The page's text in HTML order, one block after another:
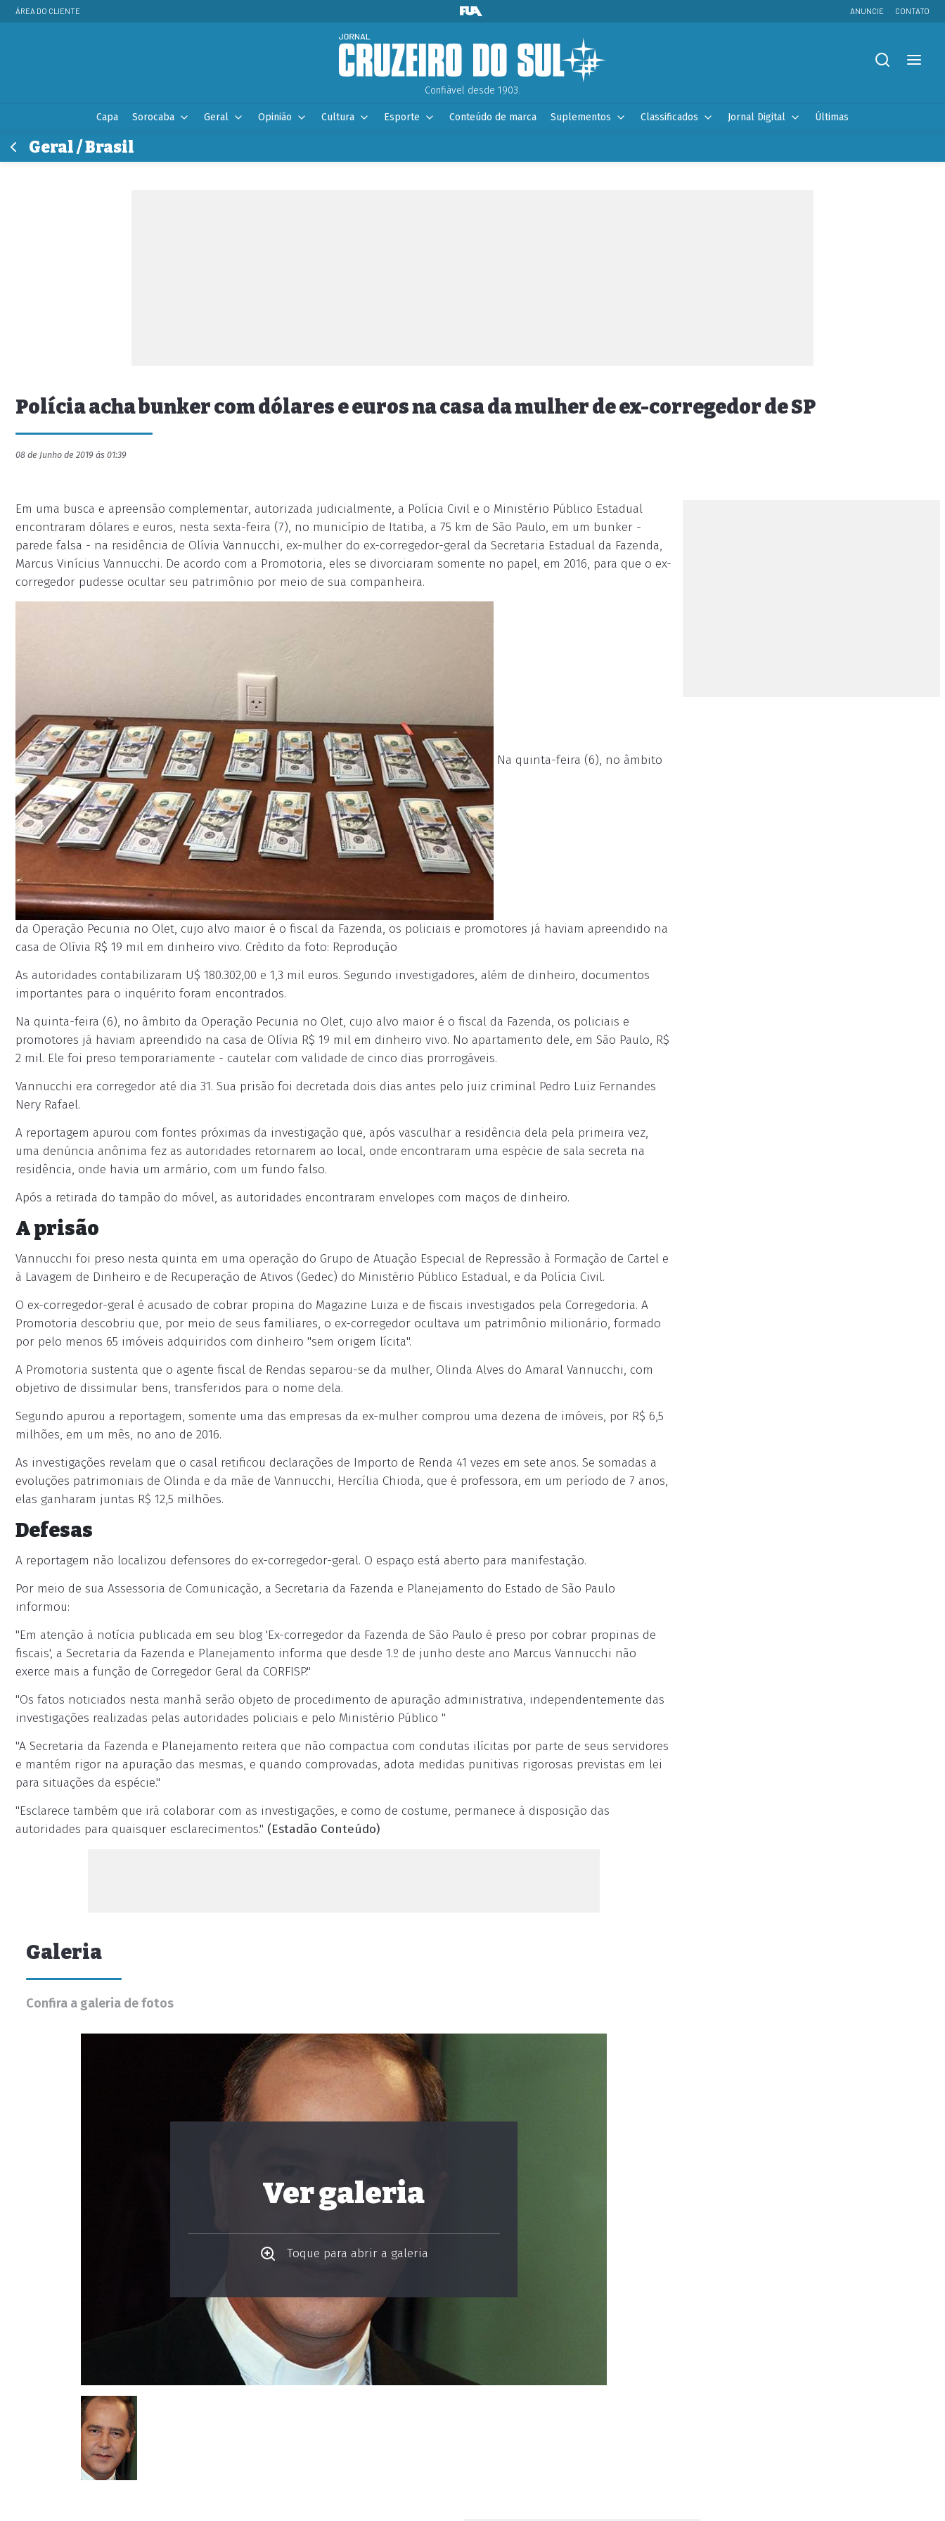
ÁREA DO CLIENTE ANUNCIE CONTATO
Confiável desde 1903.
Capa Sorocaba Geral Opinião Cultura Esporte Conteúdo de marca Suplementos Classificados Jornal Digital Últimas
Geral / Brasil
Polícia acha bunker com dólares e euros na casa da mulher de ex-corregedor de SP
08 de Junho de 2019 às 01:39
Em uma busca e apreensão complementar, autorizada judicialmente, a Polícia Civil e o Ministério Público Estadual
encontraram dólares e euros, nesta sexta-feira (7), no município de Itatiba, a 75 km de São Paulo, em um bunker -
parede falsa - na residência de Olívia Vannucchi, ex-mulher do ex-corregedor-geral da Secretaria Estadual da Fazenda,
Marcus Vinícius Vannucchi. De acordo com a Promotoria, eles se divorciaram somente no papel, em 2016, para que o ex-
corregedor pudesse ocultar seu patrimônio por meio de sua companheira.
Na quinta-feira (6), no âmbito
da Operação Pecunia no Olet, cujo alvo maior é o fiscal da Fazenda, os policiais e promotores já haviam apreendido na
casa de Olívia R$ 19 mil em dinheiro vivo. Crédito da foto: Reprodução
As autoridades contabilizaram U$ 180.302,00 e 1,3 mil euros. Segundo investigadores, além de dinheiro, documentos
importantes para o inquérito foram encontrados.
Na quinta-feira (6), no âmbito da Operação Pecunia no Olet, cujo alvo maior é o fiscal da Fazenda, os policiais e
promotores já haviam apreendido na casa de Olívia R$ 19 mil em dinheiro vivo. No apartamento dele, em São Paulo, R$
2 mil. Ele foi preso temporariamente - cautelar com validade de cinco dias prorrogáveis.
Vannucchi era corregedor até dia 31. Sua prisão foi decretada dois dias antes pelo juiz criminal Pedro Luiz Fernandes
Nery Rafael.
A reportagem apurou com fontes próximas da investigação que, após vasculhar a residência dela pela primeira vez,
uma denúncia anônima fez as autoridades retornarem ao local, onde encontraram uma espécie de sala secreta na
residência, onde havia um armário, com um fundo falso.
Após a retirada do tampão do móvel, as autoridades encontraram envelopes com maços de dinheiro.
A prisão
Vannucchi foi preso nesta quinta em uma operação do Grupo de Atuação Especial de Repressão à Formação de Cartel e
à Lavagem de Dinheiro e de Recuperação de Ativos (Gedec) do Ministério Público Estadual, e da Polícia Civil.
O ex-corregedor-geral é acusado de cobrar propina do Magazine Luiza e de fiscais investigados pela Corregedoria. A
Promotoria descobriu que, por meio de seus familiares, o ex-corregedor ocultava um patrimônio milionário, formado
por pelo menos 65 imóveis adquiridos com dinheiro "sem origem lícita".
A Promotoria sustenta que o agente fiscal de Rendas separou-se da mulher, Olinda Alves do Amaral Vannucchi, com
objetivo de dissimular bens, transferidos para o nome dela.
Segundo apurou a reportagem, somente uma das empresas da ex-mulher comprou uma dezena de imóveis, por R$ 6,5
milhões, em um mês, no ano de 2016.
As investigações revelam que o casal retificou declarações de Importo de Renda 41 vezes em sete anos. Se somadas a
evoluções patrimoniais de Olinda e da mãe de Vannucchi, Hercília Chioda, que é professora, em um período de 7 anos,
elas ganharam juntas R$ 12,5 milhões.
Defesas
A reportagem não localizou defensores do ex-corregedor-geral. O espaço está aberto para manifestação.
Por meio de sua Assessoria de Comunicação, a Secretaria da Fazenda e Planejamento do Estado de São Paulo
informou:
"Em atenção à notícia publicada em seu blog 'Ex-corregedor da Fazenda de São Paulo é preso por cobrar propinas de
fiscais', a Secretaria da Fazenda e Planejamento informa que desde 1.º de junho deste ano Marcus Vannucchi não
exerce mais a função de Corregedor Geral da CORFISP."
"Os fatos noticiados nesta manhã serão objeto de procedimento de apuração administrativa, independentemente das
investigações realizadas pelas autoridades policiais e pelo Ministério Público "
"A Secretaria da Fazenda e Planejamento reitera que não compactua com condutas ilícitas por parte de seus servidores
e mantém rigor na apuração das mesmas, e quando comprovadas, adota medidas punitivas rigorosas previstas em lei
para situações da espécie."
"Esclarece também que irá colaborar com as investigações, e como de costume, permanece à disposição das
autoridades para quaisquer esclarecimentos." (Estadão Conteúdo)
Galeria
Confira a galeria de fotos
Ver galeria
Toque para abrir a galeria